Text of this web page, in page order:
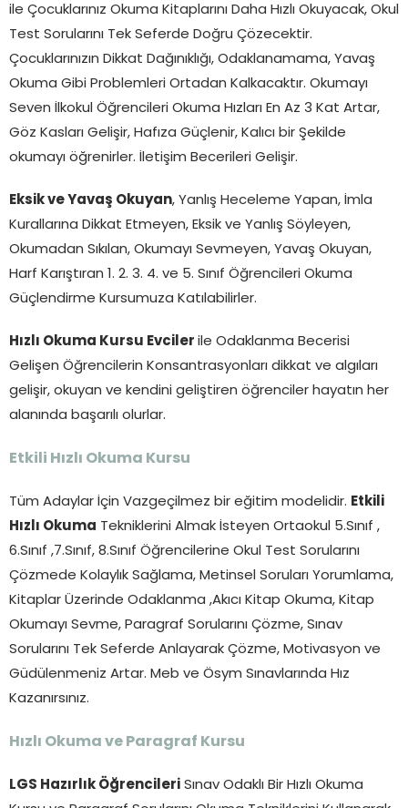
ile Çocuklarınız Okuma Kitaplarını Daha Hızlı Okuyacak, Okul
Test Sorularını Tek Seferde Doğru Çözecektir.
Çocuklarınızın Dikkat Dağınıklığı, Odaklanamama, Yavaş
Okuma Gibi Problemleri Ortadan Kalkacaktır. Okumayı
Seven İlkokul Öğrencileri Okuma Hızları En Az 3 Kat Artar,
Göz Kasları Gelişir, Hafıza Güçlenir, Kalıcı bir Şekilde
okumayı öğrenirler. İletişim Becerileri Gelişir.
Eksik ve Yavaş Okuyan, Yanlış Heceleme Yapan, İmla
Kurallarına Dikkat Etmeyen, Eksik ve Yanlış Söyleyen,
Okumadan Sıkılan, Okumayı Sevmeyen, Yavaş Okuyan,
Harf Karıştıran 1. 2. 3. 4. ve 5. Sınıf Öğrencileri Okuma
Güçlendirme Kursumuza Katılabilirler.
Hızlı Okuma Kursu Evciler ile Odaklanma Becerisi
Gelişen Öğrencilerin Konsantrasyonları dikkat ve algıları
gelişir, okuyan ve kendini geliştiren öğrenciler hayatın her
alanında başarılı olurlar.
Etkili Hızlı Okuma Kursu
Tüm Adaylar İçin Vazgeçilmez bir eğitim modelidir. Etkili
Hızlı Okuma Tekniklerini Almak İsteyen Ortaokul 5.Sınıf ,
6.Sınıf ,7.Sınıf, 8.Sınıf Öğrencilerine Okul Test Sorularını
Çözmede Kolaylık Sağlama, Metinsel Soruları Yorumlama,
Kitaplar Üzerinde Odaklanma ,Akıcı Kitap Okuma, Kitap
Okumayı Sevme, Paragraf Sorularını Çözme, Sınav
Sorularını Tek Seferde Anlayarak Çözme, Motivasyon ve
Güdülenmeniz Artar. Meb ve Ösym Sınavlarında Hız
Kazanırsınız.
Hızlı Okuma ve Paragraf Kursu
LGS Hazırlık Öğrencileri Sınav Odaklı Bir Hızlı Okuma